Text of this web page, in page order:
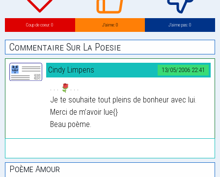
Coup de coeur: 0 J’aime: 0 J’aime pas: 0
Commentaire Sur La Poesie
13/05/2006 22:41
Cindy Limpens
Je te souhaite tout pleins de bonheur avec lui.
Merci de m’avoir lue{}
Beau poème.
Poème Amour